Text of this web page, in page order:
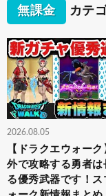
無課金 カテ
2026.08.05
【ドラクエウォー
外で攻略する勇者は
る優秀武器です！ス